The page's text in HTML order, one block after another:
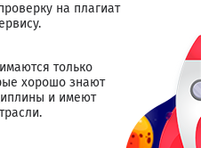
на плагиат
только
хорошо знают
и имеют